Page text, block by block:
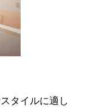
タイルに適し